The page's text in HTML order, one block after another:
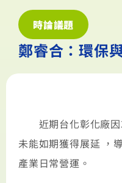
時論議題
鄭睿合：環保
近期台化彰化廠因
未能如期獲得展延 ，
產業日常營運。